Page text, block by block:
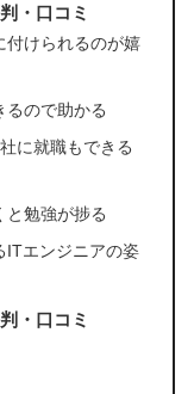
・口コミ
付けられるのが嬉
るので助かる
に就職もできる
と勉強が捗る
ITエンジニアの姿
・口コミ